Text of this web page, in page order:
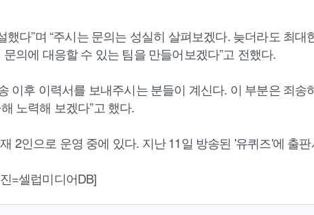
다”며 “주시는 문의는 성실히 살펴보겠다. 늦더라도 최
의에 대응할 수 있는 팀을 만들어보겠다”고 전했다.
이후 이력서를 보내주시는 분들이 계신다. 이 부분은 죄
노력해 보겠다”고 했다.
2인으로 운영 중에 있다. 지난 11일 방송된 '유퀴즈'에 출
=셀럽미디어DB]